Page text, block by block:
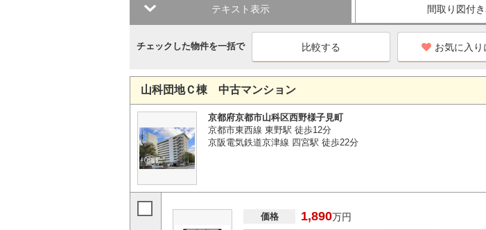
テキスト表示 間取り図付
チェックした物件を一括で お気に入り
山科団地Ｃ棟 中古マンション
京都府京都市山科区西野様子見町
京都市東西線 東野駅 徒歩12分
京阪電気鉄道京津線 四宮駅 徒歩22分
価格 1,890万円